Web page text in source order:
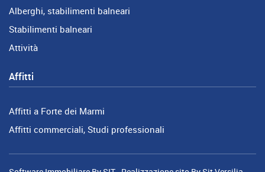
Alberghi, stabilimenti balneari
Stabilimenti balneari
Attività
Affitti
Affitti a Forte dei Marmi
Affitti commerciali, Studi professionali